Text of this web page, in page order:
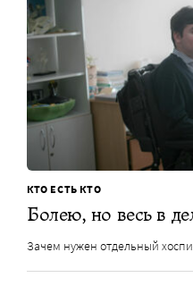
КТО ЕСТЬ КТО
Болею, но весь в
Зачем нужен отдельный